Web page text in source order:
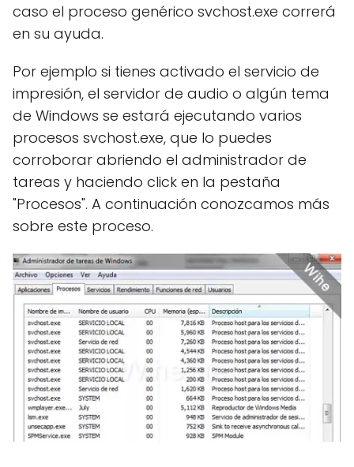
caso el proceso genérico svchost.exe correrá
en su ayuda.
Por ejemplo si tienes activado el servicio de
impresión, el servidor de audio o algún tema
de Windows se estará ejecutando varios
procesos svchost.exe, que lo puedes
corroborar abriendo el administrador de
tareas y haciendo click en la pestaña
"Procesos". A continuación conozcamos más
sobre este proceso.